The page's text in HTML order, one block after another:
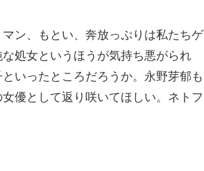
ン、もとい、奔放っぷりは私たちゲ
処女というほうが気持ち悪がられ
いったところだろうか。永野芽郁も
優として返り咲いてほしい。ネトフ